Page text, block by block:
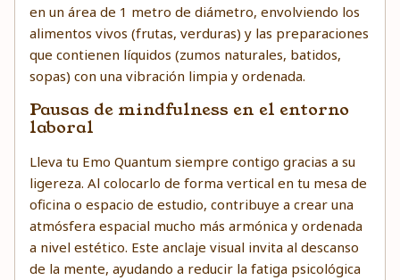
en un área de 1 metro de diámetro, envolviendo los
alimentos vivos (frutas, verduras) y las preparaciones
que contienen líquidos (zumos naturales, batidos,
sopas) con una vibración limpia y ordenada.
Pausas de mindfulness en el entorno
laboral
Lleva tu Emo Quantum siempre contigo gracias a su
ligereza. Al colocarlo de forma vertical en tu mesa de
oficina o espacio de estudio, contribuye a crear una
atmósfera espacial mucho más armónica y ordenada
a nivel estético. Este anclaje visual invita al descanso
de la mente, ayudando a reducir la fatiga psicológica